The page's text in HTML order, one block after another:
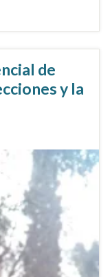
de
y la